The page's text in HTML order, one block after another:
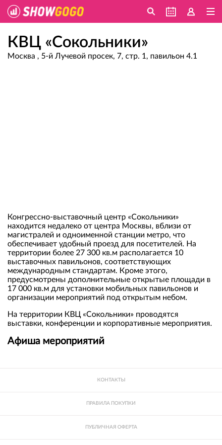
КВЦ «Сокольники»
Москва , 5-й Лучевой просек, 7, стр. 1, павильон 4.1
Конгрессно-выставочный центр «Сокольники»
находится недалеко от центра Москвы, вблизи от
магистралей и одноименной станции метро, что
обеспечивает удобный проезд для посетителей. На
территории более 27 300 кв.м располагается 10
выставочных павильонов, соответствующих
международным стандартам. Кроме этого,
предусмотрены дополнительные открытые площади в
17 000 кв.м для установки мобильных павильонов и
организации мероприятий под открытым небом.
На территории КВЦ «Сокольники» проводятся
выставки, конференции и корпоративные мероприятия.
Афиша мероприятий
КОНТАКТЫ
ПРАВИЛА ПОКУПКИ
ПУБЛИЧНАЯ ОФЕРТА